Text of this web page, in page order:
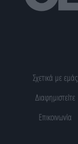
Σχετικά με εμάς
Διαφημιστείτε
Επικοινωνία